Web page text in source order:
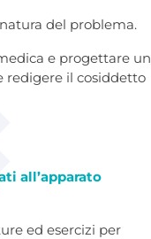
del problema.
e progettare un
redigere il cosiddetto
all’apparato
ed esercizi per